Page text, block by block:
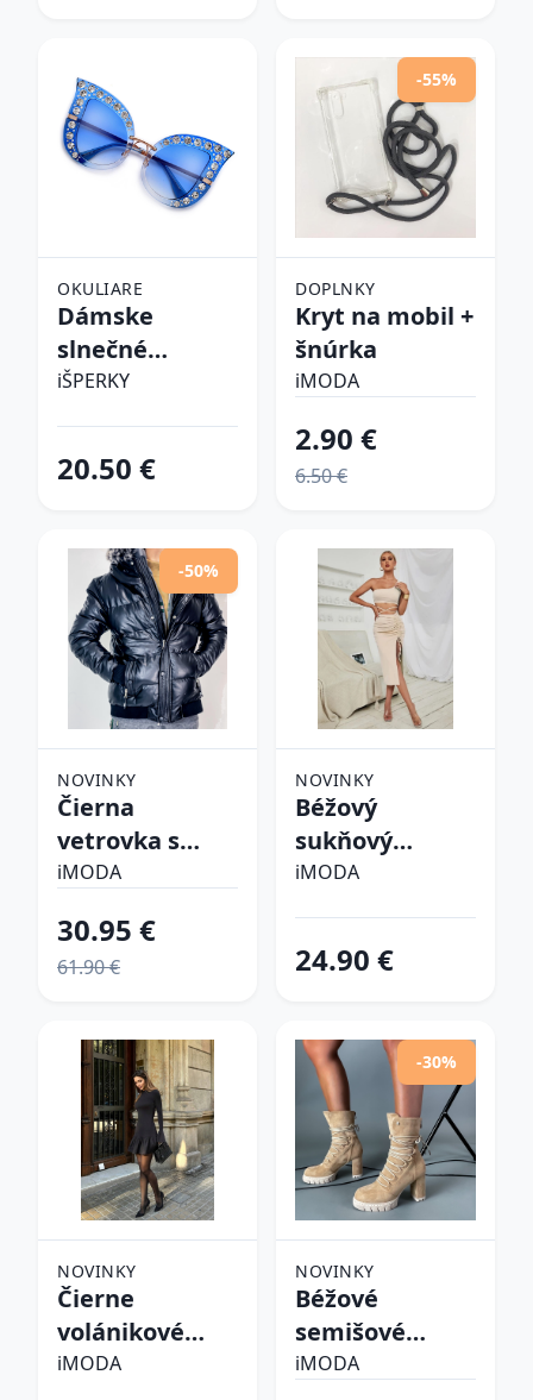
OKULIARE
Dámske
slnečné
okuliare
iŠPERKY
20.50 €
-55%
DOPLNKY
Kryt na mobil +
šnúrka
iMODA
2.90 €
6.50 €
-50%
NOVINKY
Čierna
vetrovka s
kapucňou
iMODA
30.95 €
61.90 €
NOVINKY
Béžový
sukňový
komplet
iMODA
24.90 €
NOVINKY
Čierne
volánikové
šaty
iMODA
-30%
NOVINKY
Béžové
semišové
kotníkové
iMODA